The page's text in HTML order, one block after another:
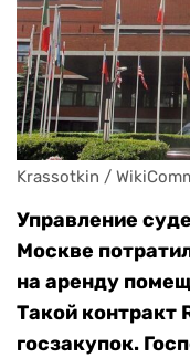
Krassotkin /
Управление
Москве
на аренду
Такой контракт
госзакупок.